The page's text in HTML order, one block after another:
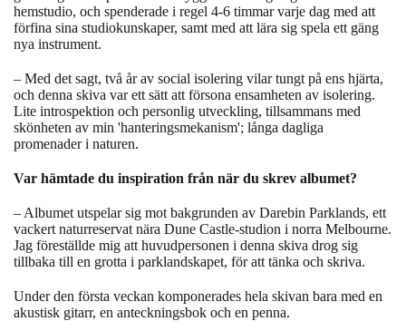
hemstudio, och spenderade i regel 4-6 timmar varje dag med att
förfina sina studiokunskaper, samt med att lära sig spela ett gäng
nya instrument.
– Med det sagt, två år av social isolering vilar tungt på ens hjärta,
och denna skiva var ett sätt att försona ensamheten av isolering.
Lite introspektion och personlig utveckling, tillsammans med
skönheten av min 'hanteringsmekanism'; långa dagliga
promenader i naturen.
Var hämtade du inspiration från när du skrev albumet?
– Albumet utspelar sig mot bakgrunden av Darebin Parklands, ett
vackert naturreservat nära Dune Castle-studion i norra Melbourne.
Jag föreställde mig att huvudpersonen i denna skiva drog sig
tillbaka till en grotta i parklandskapet, för att tänka och skriva.
Under den första veckan komponerades hela skivan bara med en
akustisk gitarr, en anteckningsbok och en penna.